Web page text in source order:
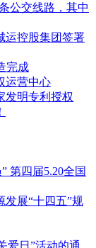
公交线路，其中
运控股集团签署
完成
运营中心
发明专利授权
第四届5.20全国
发展“十四五”规